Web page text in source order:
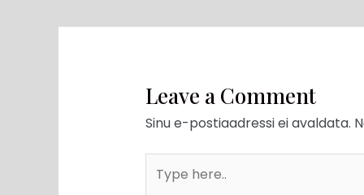
Leave a Comment
Sinu e-postiaadressi ei avaldata.
here..